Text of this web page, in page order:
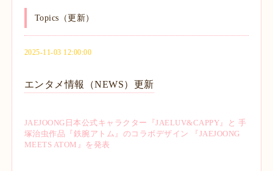
Topics（更新）
2025-11-03 12:00:00
エンタメ情報（NEWS）更新
JAEJOONG日本公式キャラクター『JAELUV&CAPPY』と 手
塚治虫作品『鉄腕アトム』のコラボデザイン 『JAEJOONG
MEETS ATOM』を発表